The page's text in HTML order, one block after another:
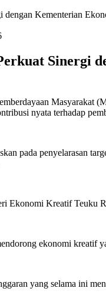
Kementerian
Sinergi
Masyarakat
nyata terhadap
pada penyelarasan
Ekonomi Kreatif
ekonomi
yang selama ini